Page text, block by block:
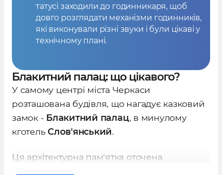
татусі заходили до годинникаря, щоб
довго розглядати механізми годинників,
які виконували різні звуки і були цікаві у
технічному плані.
Блакитний палац: що цікавого?
У самому центрі міста Черкаси
розташована будівля, що нагадує казковий
замок - Блакитний палац, в минулому
кготельСлов'янський.
Ця архітектурна пам'ятка оточена